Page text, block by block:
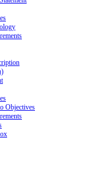
Objectives